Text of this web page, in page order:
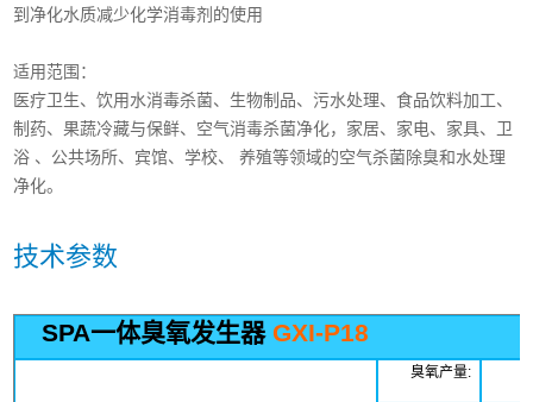
到净化水质减少化学消毒剂的使用
适用范围：
医疗卫生、饮用水消毒杀菌、生物制品、污水处理、食品饮料加工、
制药、果蔬冷藏与保鲜、空气消毒杀菌净化，家居、家电、家具、卫
浴 、公共场所、宾馆、学校、 养殖等领域的空气杀菌除臭和水处理
净化。
技术参数
SPA一体臭氧发生器 GXI-P18
臭氧产量: